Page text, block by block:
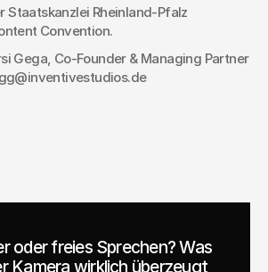
Staatskanzlei Rheinland-Pfalz
Convention.
Gega, Co-Founder & Managing Partner
oder freies Sprechen? Was
Kamera wirklich überzeugt